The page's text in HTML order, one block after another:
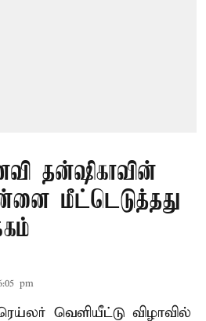
தன்ஷிகாவின்
மீட்டெடுத்தது
pm
வெளியீட்டு விழாவில்